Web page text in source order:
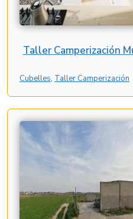
Taller Camperización
Cubelles, Taller Camperización